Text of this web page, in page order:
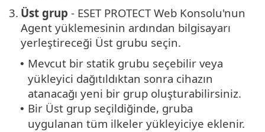
3. Üst grup - ESET PROTECT Web Konsolu'nun
Agent yüklemesinin ardından bilgisayarı
yerleştireceği Üst grubu seçin.
• Mevcut bir statik grubu seçebilir veya
yükleyici dağıtıldıktan sonra cihazın
atanacağı yeni bir grup oluşturabilirsiniz.
• Bir Üst grup seçildiğinde, gruba
uygulanan tüm ilkeler yükleyiciye eklenir.